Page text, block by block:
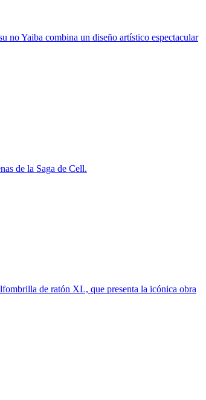
Yaiba combina un diseño artístico espectacular
de la Saga de Cell.
de ratón XL, que presenta la icónica obra